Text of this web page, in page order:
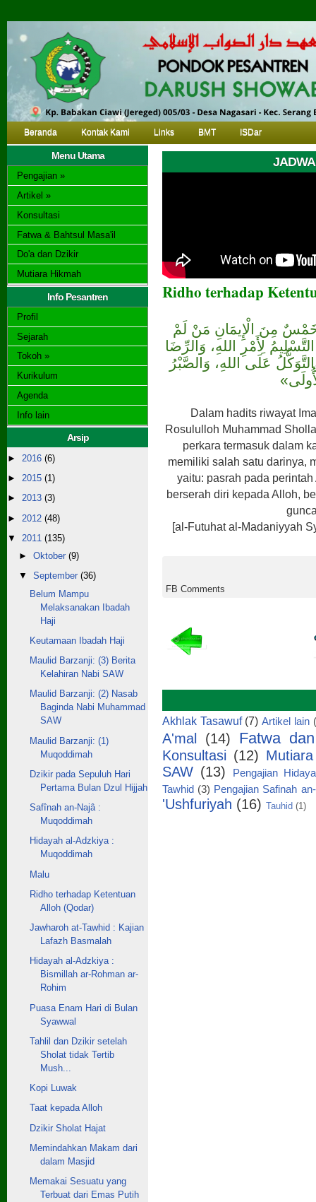
Beranda Kontak Kami Links BMT ISDar
Menu Utama
Pengajian »
Artikel »
Konsultasi
Fatwa & Bahtsul Masa'il
Do'a dan Dzikir
Mutiara Hikmah
Info Pesantren
Profil
Sejarah
Tokoh »
Kurikulum
Agenda
Info lain
Arsip
► 2016 (6)
► 2015 (1)
► 2013 (3)
► 2012 (48)
▼ 2011 (135)
► Oktober (9)
▼ September (36)
Belum Mampu
Melaksanakan Ibadah
Haji
Keutamaan Ibadah Haji
Maulid Barzanji: (3) Berita
Kelahiran Nabi SAW
Maulid Barzanji: (2) Nasab
Baginda Nabi Muhammad
SAW
Maulid Barzanji: (1)
Muqoddimah
Dzikir pada Sepuluh Hari
Pertama Bulan Dzul Hijjah
Safînah an-Najâ :
Muqoddimah
Hidayah al-Adzkiya :
Muqoddimah
Malu
Ridho terhadap Ketentuan
Alloh (Qodar)
Jawharoh at-Tawhid : Kajian
Lafazh Basmalah
Hidayah al-Adzkiya :
Bismillah ar-Rohman ar-
Rohim
Puasa Enam Hari di Bulan
Syawwal
Tahlil dan Dzikir setelah
Sholat tidak Tertib
Mush...
Kopi Luwak
Taat kepada Alloh
Dzikir Sholat Hajat
Memindahkan Makam dari
dalam Masjid
Memakai Sesuatu yang
Terbuat dari Emas Putih
Ridho terhadap
مِنَ الْإِيمَانِ مَنْ لَمْ
لِأَمْرِ اللهِ، وَالرِّضَا
عَلَى اللهِ، وَالصَّبْرُ
Dalam hadits riwayat
Rosululloh Muhammad
perkara termasuk dalam
memiliki salah satu darinya,
yaitu: pasrah pada
berserah diri kepada Alloh,
[al-Futuhat al-Madaniyyah
FB Comments
Akhlak Tasawuf (7) Artikel lain
A'mal (14) Fatwa
Konsultasi (12)
SAW (13)
Pengajian
Tawhid (3) Pengajian Safinah
'Ushfuriyah (16) Tauhid (1)